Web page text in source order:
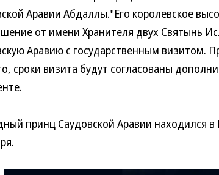
Аравии Абдаллы."Его королевское
от имени Хранителя двух Святынь
Аравию с государственным визитом.
сроки визита будут согласованы
принц Саудовской Аравии находился